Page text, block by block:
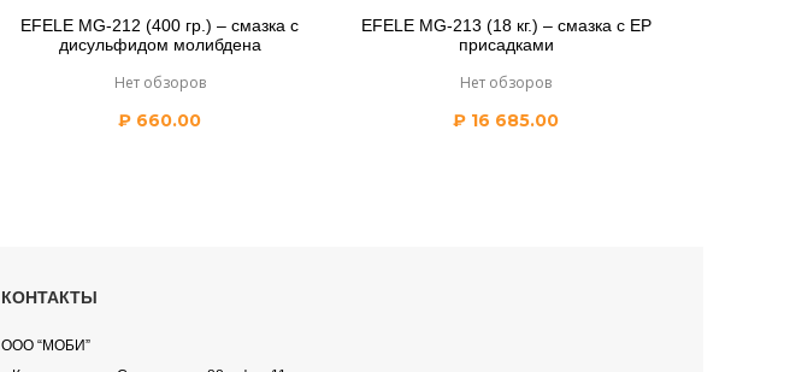
EFELE MG-212 (400 гр.) – смазка c
дисульфидом молибдена
Нет обзоров
₽ 660.00
EFELE MG-213 (18 кг.) – смазка с EP
присадками
Нет обзоров
₽ 16 685.00
КОНТАКТЫ
ООО “МОБИ”